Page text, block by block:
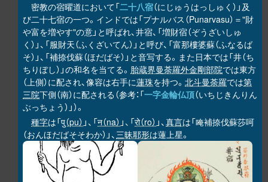
密教の宿曜道において「二十八宿（にじゅうはっしゅく）」及
び二十七宿の一つ。インドでは「プナルバス（Punarvasu）＝"財
や富を増やす"の意」と呼ばれ、井宿、「増財宿（ぞうざいしゅ
く）」、「服財天（ふくざいてん）」と呼び、「富那樓婆蘇（ふなるば
そ）」、「補捺伐蘇（ほだばそ）」と音写する。また日本では「井（ち
ちりぼし）」の和名を当てる。 胎蔵界曼荼羅外金剛部院では東方
（上側）に配され、像容は右手に蓮珠を持つ。 北斗曼荼羅では第
三院下側（南）に配される（参考：「一字金輪仏頂（いちじきんりん
ぶっちょう）」）。
種字は「पु（pu） 」、「न（na） 」、「रो（ro） 」、真言は「唵補捺伐蘇莎呵
（おんほだばそそわか）」、三昧耶形は蓮上星。